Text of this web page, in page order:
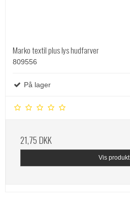
Marko textil plus lys hudfarver
809556
På lager
21,75 DKK
Vis produkt